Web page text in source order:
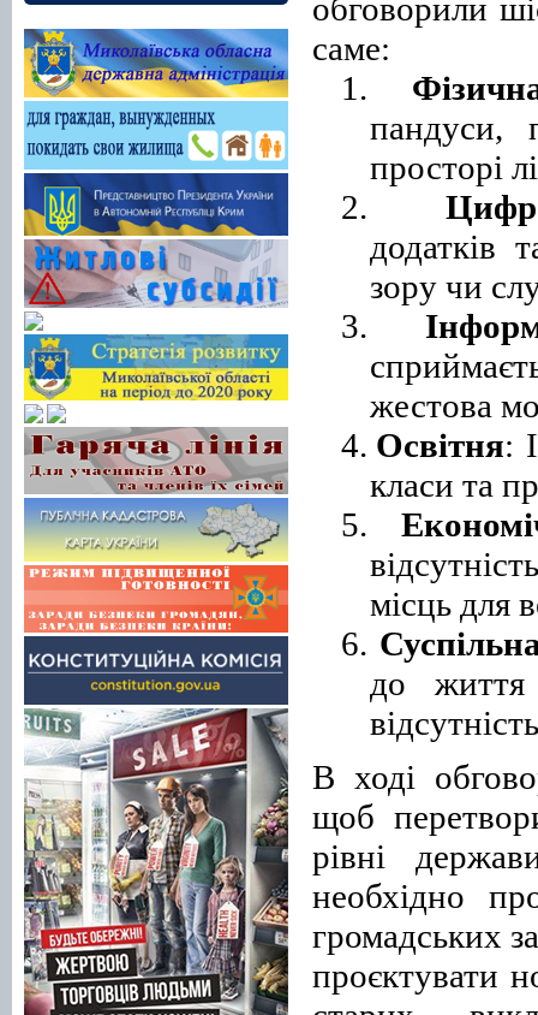
обговорили
саме:
1.
пандуси,
просторі
2.
додатків
зору чи
3.
жестова
4. Освітня:
класи та
5.
місць для
6.
до життя
В ході
щоб
рівні
необхідно
громадських
проєктувати